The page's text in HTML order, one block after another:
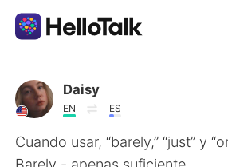
Dil Değişimi Uygulaması
AI Grammar Checker
Daisy
EN ES
Cuando usar, “barely,” “just” y